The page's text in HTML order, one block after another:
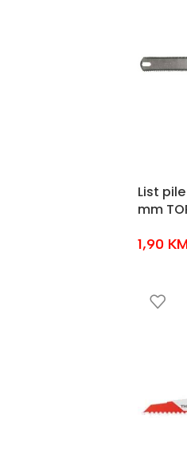
List
mm
1,90